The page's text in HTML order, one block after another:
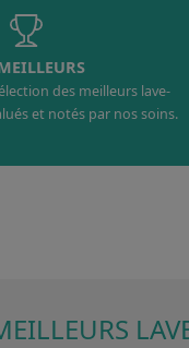
des meilleurs lave-
et notés par nos soins.